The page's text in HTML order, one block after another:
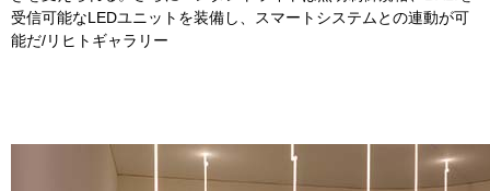
受信可能なLEDユニットを装備し、スマートシステムとの連動が可
能だ/リヒトギャラリー